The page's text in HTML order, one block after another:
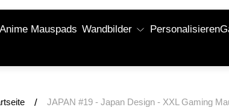
Anime Mauspads Wandbilder Personalisieren
/ JAPAN #19 - Japan Design - XXL Gaming